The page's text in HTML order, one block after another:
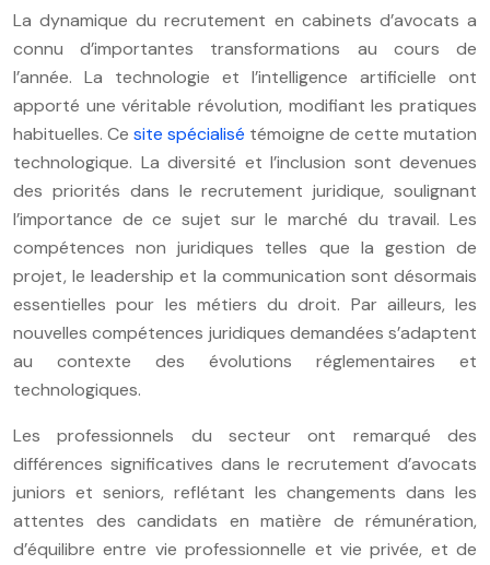
La dynamique du recrutement en cabinets d’avocats a
connu d’importantes transformations au cours de
l’année. La technologie et l’intelligence artificielle ont
apporté une véritable révolution, modifiant les pratiques
habituelles. Ce site spécialisé témoigne de cette mutation
technologique. La diversité et l’inclusion sont devenues
des priorités dans le recrutement juridique, soulignant
l’importance de ce sujet sur le marché du travail. Les
compétences non juridiques telles que la gestion de
projet, le leadership et la communication sont désormais
essentielles pour les métiers du droit. Par ailleurs, les
nouvelles compétences juridiques demandées s’adaptent
au contexte des évolutions réglementaires et
technologiques.
Les professionnels du secteur ont remarqué des
différences significatives dans le recrutement d’avocats
juniors et seniors, reflétant les changements dans les
attentes des candidats en matière de rémunération,
d’équilibre entre vie professionnelle et vie privée, et de